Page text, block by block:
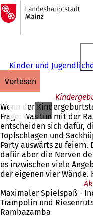
Inhalt anspringen
Zur
Startseite
Kinder und
vorlesen
Wenn der
Frage: Was tun mit der
entscheiden sich dafür,
Topfschlagen und
Party auswärts zu feiern.
dafür aber die Nerven
es inzwischen viele
der eigenen vier Wände.
Maximaler Spielspaß -
Trampolin und
Rambazamba